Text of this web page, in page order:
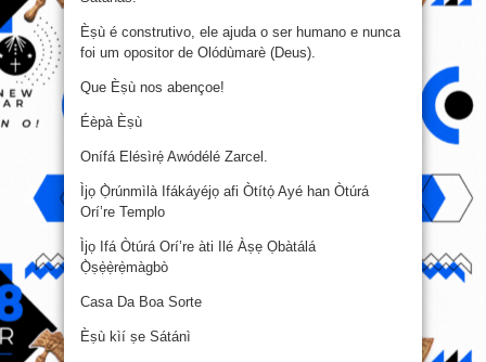
Èṣù é construtivo, ele ajuda o ser humano e nunca
foi um opositor de Olódùmarè (Deus).
Que Èṣù nos abençoe!
Éèpà Èṣù
Onífá Elésìrẹ́ Awódélé Zarcel.
Ìjọ Ọ̀rúnmìlà Ifákáyéjọ afi Òtítọ́ Ayé han Òtúrá
Orí’re Templo
Ìjọ Ifá Òtúrá Orí’re àti Ilé Àṣẹ Ọbàtálá
Ọ̀ṣẹ̀ẹ̀rẹ̀màgbò
Casa Da Boa Sorte
Èṣù kìí ṣe Sátánì